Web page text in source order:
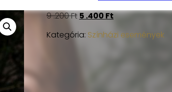
9 .200Ft 5 .400Ft
Kategória: Színházi események